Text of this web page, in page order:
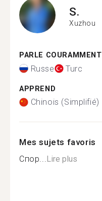
S.
Xuzhou
PARLE COURAMMENT
Russe Turc
APPREND
Chinois (Simplifié)
Mes sujets favoris
Спор...Lire plus